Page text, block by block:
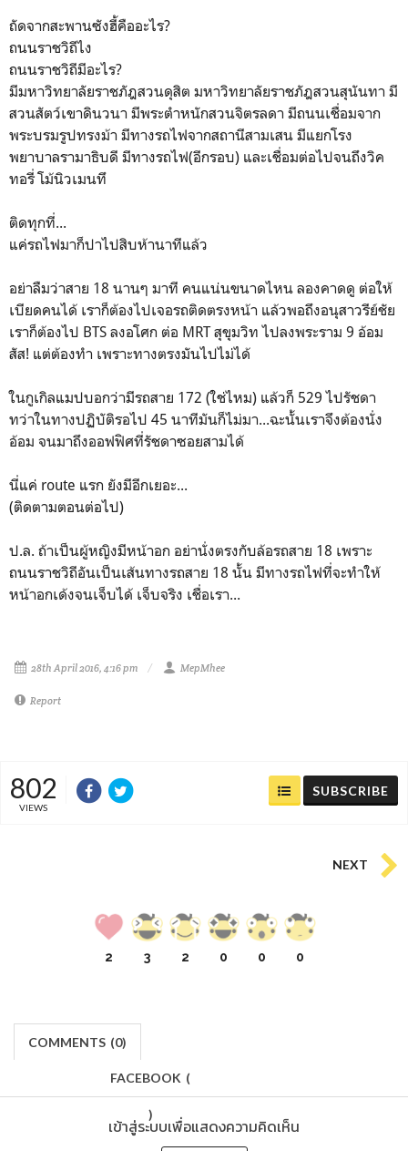
ถัดจากสะพานซังฮี้คืออะไร?
ถนนราชวิถีไง
ถนนราชวิถีมีอะไร?
มีมหาวิทยาลัยราชภัฎสวนดุสิต มหาวิทยาลัยราชภัฎสวนสุนันทา มี
สวนสัตว์เขาดินวนา มีพระตำหนักสวนจิตรลดา มีถนนเชื่อมจาก
พระบรมรูปทรงม้า มีทางรถไฟจากสถานีสามเสน มีแยกโรง
พยาบาลรามาธิบดี มีทางรถไฟ(อีกรอบ) และเชื่อมต่อไปจนถึงวิค
ทอรี่ โม้นิวเมนทึ
ติดทุกที่...
แค่รถไฟมาก็ปาไปสิบห้านาทีแล้ว
อย่าลืมว่าสาย 18 นานๆ มาที คนแน่นขนาดไหน ลองคาดดู ต่อให้
เบียดคนได้ เราก็ต้องไปเจอรถติดตรงหน้า แล้วพอถึงอนุสาวรีย์ชัย
เราก็ต้องไป BTS ลงอโศก ต่อ MRT สุขุมวิท ไปลงพระราม 9 อ้อม
สัส! แต่ต้องทำ เพราะทางตรงมันไปไม่ได้
ในกูเกิลแมปบอกว่ามีรถสาย 172 (ใช่ไหม) แล้วก็ 529 ไปรัชดา
ทว่าในทางปฏิบัติรอไป 45 นาทีมันก็ไม่มา...ฉะนั้นเราจึงต้องนั่ง
อ้อม จนมาถึงออฟฟิศที่รัชดาซอยสามได้
นี่แค่ route แรก ยังมีอีกเยอะ...
(ติดตามตอนต่อไป)
ป.ล. ถ้าเป็นผู้หญิงมีหน้าอก อย่านั่งตรงกับล้อรถสาย 18 เพราะ
ถนนราชวิถีอันเป็นเส้นทางรถสาย 18 นั้น มีทางรถไฟที่จะทำให้
หน้าอกเด้งจนเจ็บได้ เจ็บจริง เชื่อเรา...
28th April 2016, 4:16 pm MepMhee
Report
802
VIEWS
SUBSCRIBE
NEXT
2 3 2 0 0 0
COMMENTS (0)
FACEBOOK (
)
เข้าสู่ระบบเพื่อแสดงความคิดเห็น